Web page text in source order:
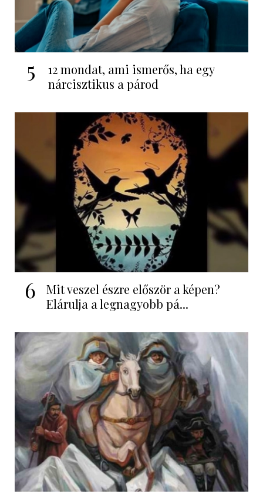
5
12 mondat, ami ismerős, ha egy
nárcisztikus a párod
6
Mit veszel észre először a képen?
Elárulja a legnagyobb pá...